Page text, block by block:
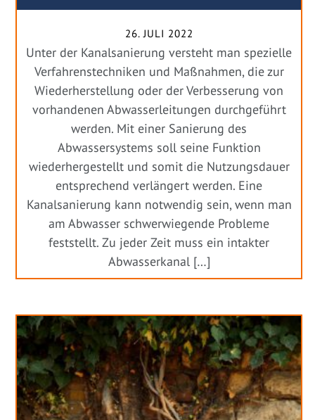
26. JULI 2022
Unter der Kanalsanierung versteht man spezielle
Verfahrenstechniken und Maßnahmen, die zur
Wiederherstellung oder der Verbesserung von
vorhandenen Abwasserleitungen durchgeführt
werden. Mit einer Sanierung des
Abwassersystems soll seine Funktion
wiederhergestellt und somit die Nutzungsdauer
entsprechend verlängert werden. Eine
Kanalsanierung kann notwendig sein, wenn man
am Abwasser schwerwiegende Probleme
feststellt. Zu jeder Zeit muss ein intakter
Abwasserkanal […]